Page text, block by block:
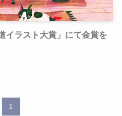
イラスト大賞」にて金賞を
1